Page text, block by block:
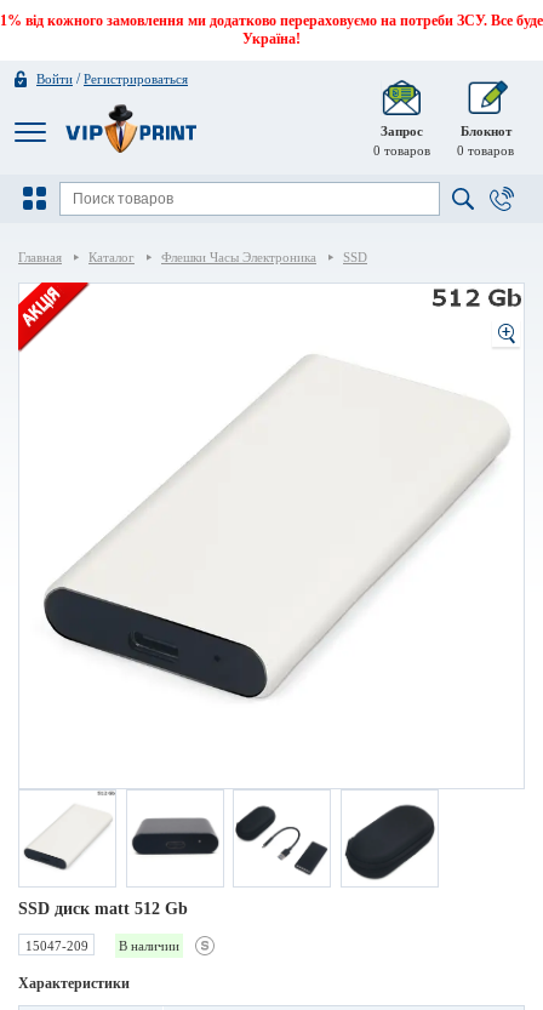
1% від кожного замовлення ми додатково перераховуємо на потреби ЗСУ. Все буде
Україна!
Войти /Регистрироваться
Запрос
0 товаров
Блокнот
0 товаров
Главная Каталог Флешки Часы Электроника SSD
SSD диск matt 512 Gb
15047-209 В наличии
Характеристики